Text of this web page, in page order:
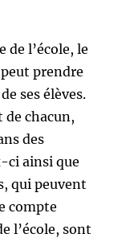
l’école, le
prendre
ses élèves.
de chacun,
des
ci ainsi que
qui peuvent
compte
l’école, sont